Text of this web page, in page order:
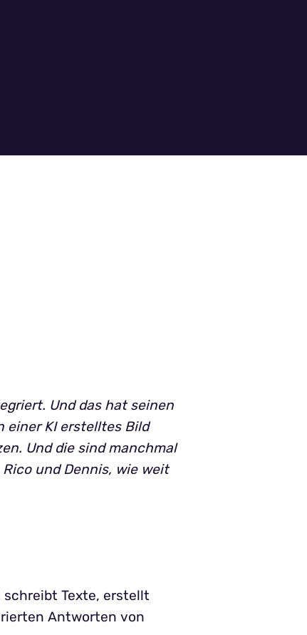
Und das hat seinen
einer KI erstelltes Bild
Und die sind manchmal
und Dennis, wie weit
schreibt Texte, erstellt
Antworten von